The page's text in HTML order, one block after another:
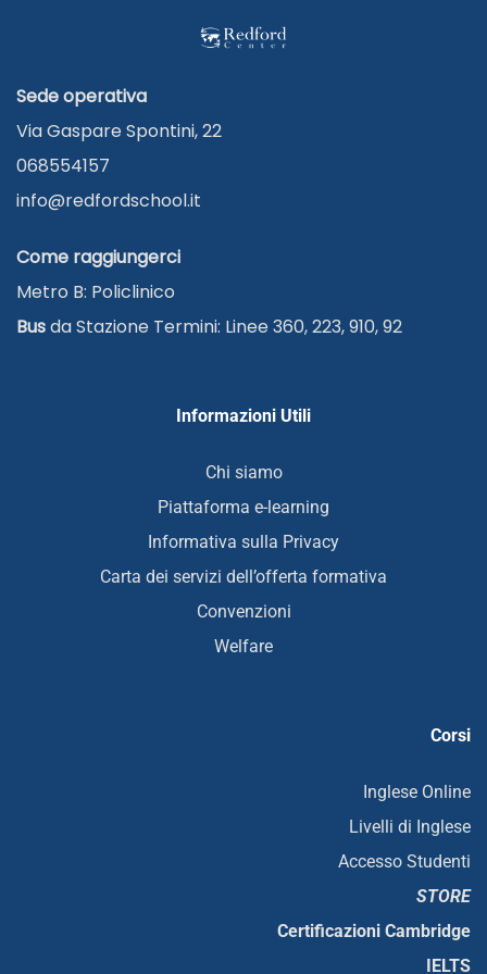
Sede operativa
Via Gaspare Spontini, 22
068554157
info@redfordschool.it
Come raggiungerci
Metro B: Policlinico
Busda Stazione Termini: Linee 360, 223, 910, 92
Informazioni Utili
Chi siamo
Piattaforma e-learning
Informativa sulla Privacy
Carta dei servizi dell’offerta formativa
Convenzioni
Welfare
Corsi
Inglese Online
Livelli di Inglese
Accesso Studenti
STORE
Certificazioni Cambridge
IELTS